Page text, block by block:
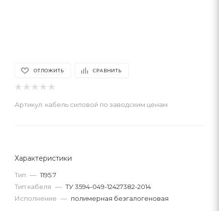
ОТЛОЖИТЬ СРАВНИТЬ
Артикул: кабель силовой по заводским ценам
Характеристики
Тип — 1195.7
Тип кабеля — ТУ 3594-049-12427382-2014
Исполнение — полимерная безгалогеновая